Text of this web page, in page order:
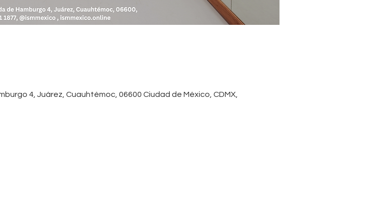
4, Juárez, Cuauhtémoc, 06600 Ciudad de México, CDMX,